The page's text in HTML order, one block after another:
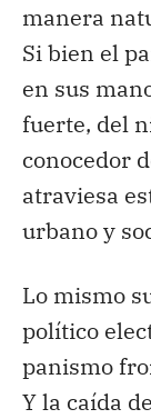
manera
Si bien el
en sus
fuerte, del
conocedor
atraviesa
urbano y
Lo mismo
político
panismo
Y la caída